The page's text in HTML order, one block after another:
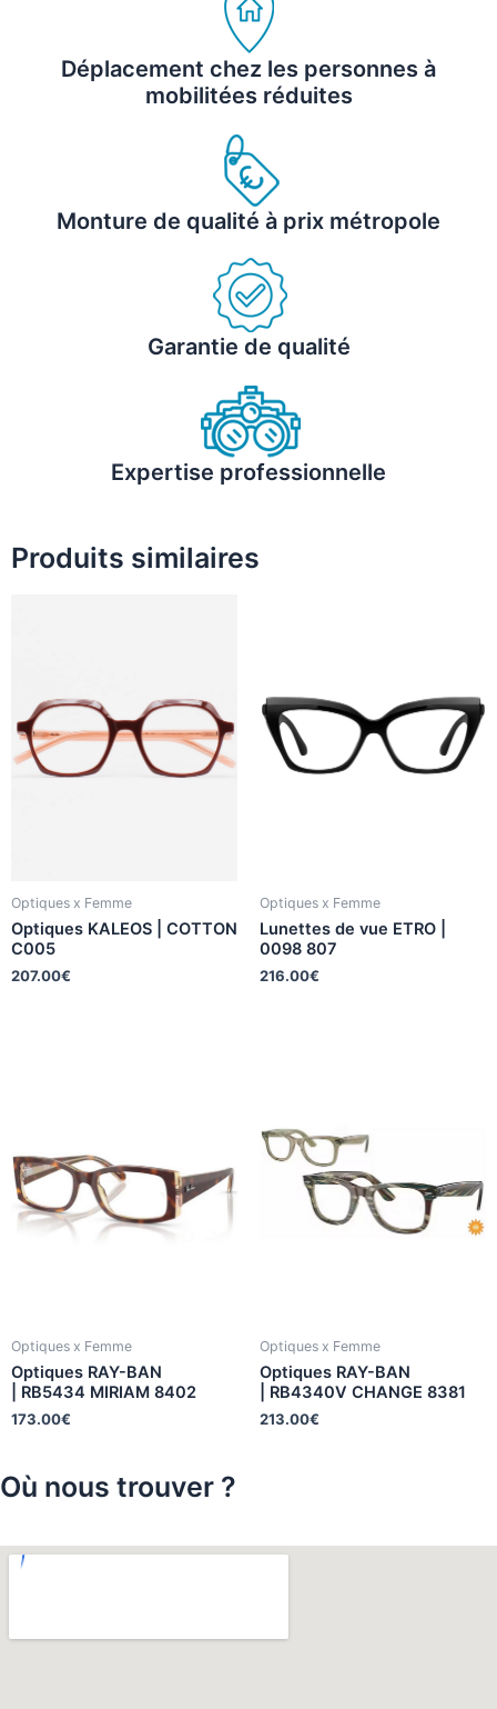
Déplacement chez les personnes à
mobilitées réduites
Monture de qualité à prix métropole
Garantie de qualité
Expertise professionnelle
Produits similaires
Optiques x Femme
Optiques KALEOS | COTTON
C005
207.00€
Optiques x Femme
Lunettes de vue ETRO |
0098 807
216.00€
Optiques x Femme
Optiques RAY-BAN
| RB5434 MIRIAM 8402
173.00€
Optiques x Femme
Optiques RAY-BAN
| RB4340V CHANGE 8381
213.00€
Où nous trouver ?